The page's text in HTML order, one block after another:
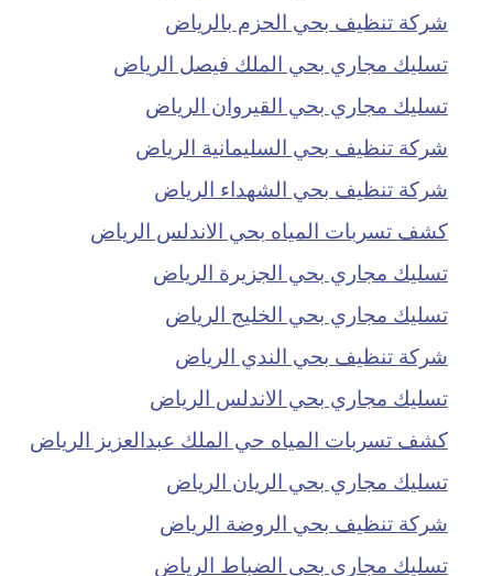
شركة تنظيف بحي الحزم بالرياض
تسليك مجاري بحي الملك فيصل الرياض
تسليك مجاري بحي القيروان الرياض
شركة تنظيف بحي السليمانية الرياض
شركة تنظيف بحي الشهداء الرياض
كشف تسربات المياه بحي الاندلس الرياض
تسليك مجاري بحي الجزيرة الرياض
تسليك مجاري بحي الخليج الرياض
شركة تنظيف بحي الندي الرياض
تسليك مجاري بحي الاندلس الرياض
كشف تسربات المياه حي الملك عبدالعزيز الرياض
تسليك مجاري بحي الريان الرياض
شركة تنظيف بحي الروضة الرياض
تسليك مجاري بحي الضباط الرياض